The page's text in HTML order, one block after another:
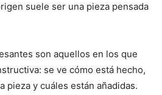
suele ser una pieza pensada
son aquellos en los que
se ve cómo está hecho,
pieza y cuáles están añadidas.